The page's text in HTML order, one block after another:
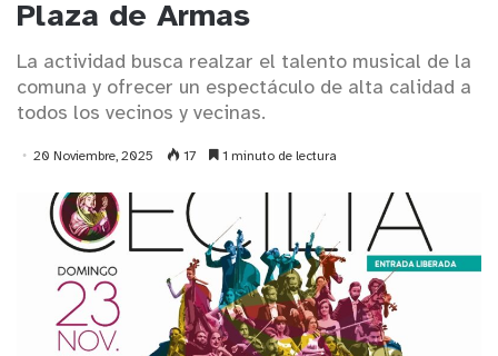
Plaza de Armas
La actividad busca realzar el talento musical de la
comuna y ofrecer un espectáculo de alta calidad a
todos los vecinos y vecinas.
20 Noviembre, 2025 17 1 minuto de lectura